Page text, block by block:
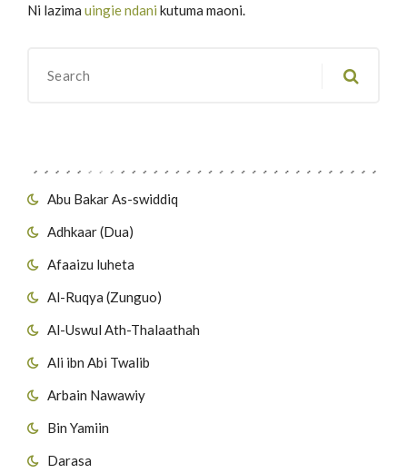
Abu Bakar As-swiddiq
Adhkaar (Dua)
Afaaizu luheta
Al-Ruqya (Zunguo)
Al-Uswul Ath-Thalaathah
Ali ibn Abi Twalib
Arbain Nawawiy
Bin Yamiin
Darasa
Ni lazima uingie ndani kutuma maoni.